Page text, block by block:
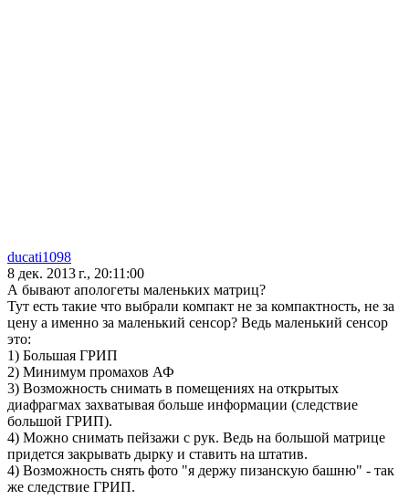
ducati1098
8 дек. 2013 г., 20:11:00
А бывают апологеты маленьких матриц?
Тут есть такие что выбрали компакт не за компактность, не за
цену а именно за маленький сенсор? Ведь маленький сенсор
это:
1) Большая ГРИП
2) Минимум промахов АФ
3) Возможность снимать в помещениях на открытых
диафрагмах захватывая больше информации (следствие
большой ГРИП).
4) Можно снимать пейзажи с рук. Ведь на большой матрице
придется закрывать дырку и ставить на штатив.
4) Возможность снять фото "я держу пизанскую башню" - так
же следствие ГРИП.